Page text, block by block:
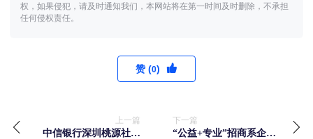
权，如果侵犯，请及时通知我们，本网站将在第一时间及时删除，不承担
任何侵权责任。
赞 (0)
上一篇
中信银行深圳桃源社区
下一篇
“公益+专业”招商系企业